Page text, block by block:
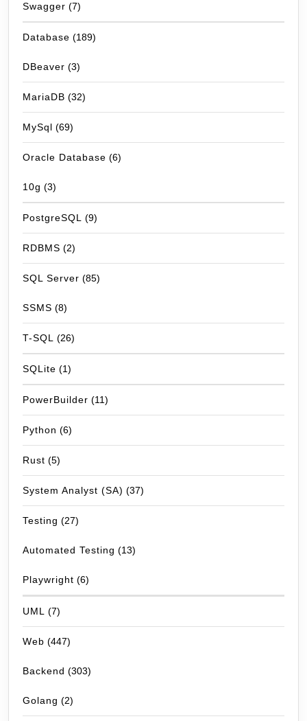
Swagger (7)
Database (189)
DBeaver (3)
MariaDB (32)
MySql (69)
Oracle Database (6)
10g (3)
PostgreSQL (9)
RDBMS (2)
SQL Server (85)
SSMS (8)
T-SQL (26)
SQLite (1)
PowerBuilder (11)
Python (6)
Rust (5)
System Analyst (SA) (37)
Testing (27)
Automated Testing (13)
Playwright (6)
UML (7)
Web (447)
Backend (303)
Golang (2)